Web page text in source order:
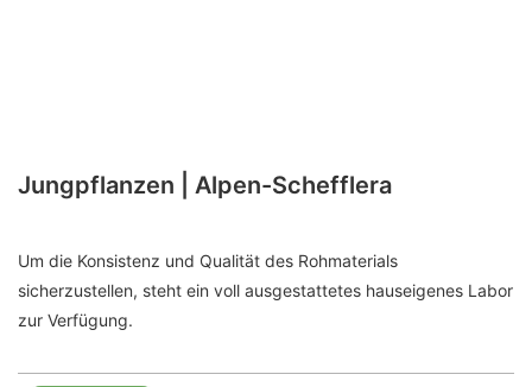
Jungpflanzen | Alpen-Schefflera
Um die Konsistenz und Qualität des Rohmaterials
sicherzustellen, steht ein voll ausgestattetes hauseigenes Labor
zur Verfügung.